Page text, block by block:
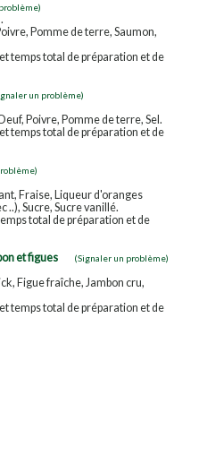
Pomme de terre, Saumon,
temps total de préparation et de
un problème)
Poivre, Pomme de terre, Sel.
temps total de préparation et de
Fraise, Liqueur d'oranges
Sucre, Sucre vanillé.
total de préparation et de
et figues
(Signaler un problème)
Figue fraîche, Jambon cru,
temps total de préparation et de